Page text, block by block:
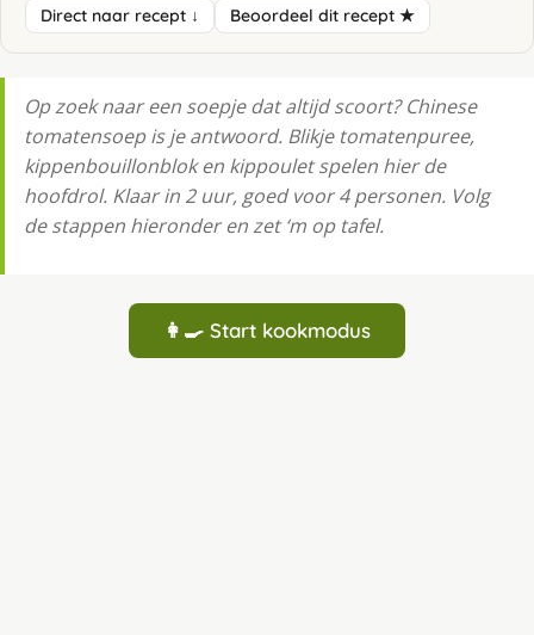
Direct naar recept ↓ Beoordeel dit recept ★
Op zoek naar een soepje dat altijd scoort? Chinese
tomatensoep is je antwoord. Blikje tomatenpuree,
kippenbouillonblok en kippoulet spelen hier de
hoofdrol. Klaar in 2 uur, goed voor 4 personen. Volg
de stappen hieronder en zet ‘m op tafel.
👩‍🍳 Start kookmodus